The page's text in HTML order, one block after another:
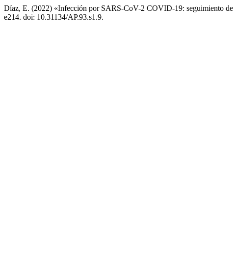
Díaz, E. (2022) «Infección por SARS-CoV-2 COVID-19: seguimiento de
e214. doi: 10.31134/AP.93.s1.9.